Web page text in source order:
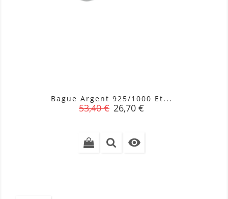
Bague Argent 925/1000 Et...
Prix
53,40 € Prix
26,70 €
